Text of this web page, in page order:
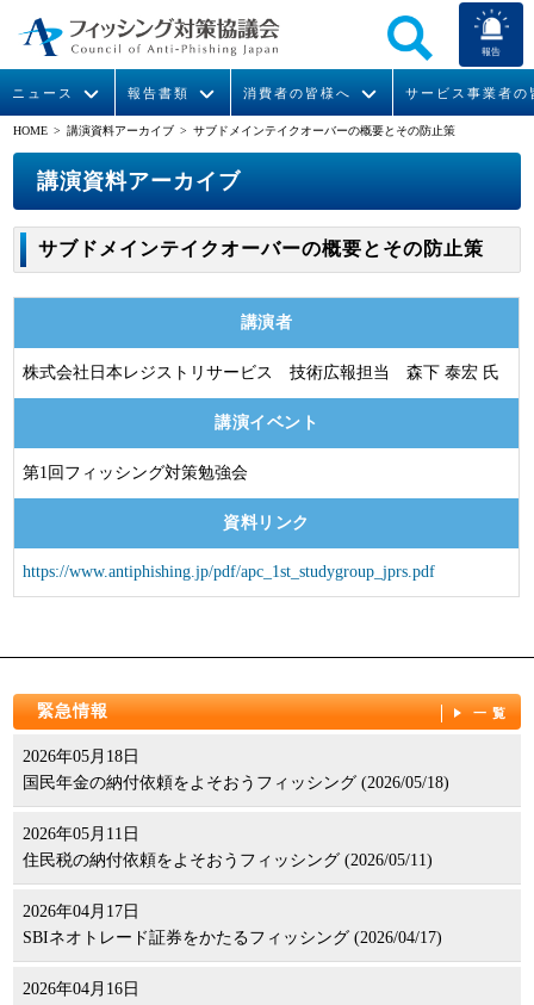
報告
ニュース
イベント
ニュース記事集
報告書類
月次報告書
協議会WG報告書
消費者の皆様へ
フィッシングの報告
マンガでわかるフィッシング詐欺対策 5ヶ条
サービス事業者の
STOP. THINK. CONNECT.
運営委員紹介
活動
入会案内
HOME >講演資料アーカイブ > サブドメインテイクオーバーの概要とその防止策
講演資料アーカイブ
サブドメインテイクオーバーの概要とその防止策
講演者
株式会社日本レジストリサービス 技術広報担当 森下 泰宏 氏
講演イベント
第1回フィッシング対策勉強会
資料リンク
https://www.antiphishing.jp/pdf/apc_1st_studygroup_jprs.pdf
緊急情報 一覧
2026年05月18日
国民年金の納付依頼をよそおうフィッシング (2026/05/18)
2026年05月11日
住民税の納付依頼をよそおうフィッシング (2026/05/11)
2026年04月17日
SBIネオトレード証券をかたるフィッシング (2026/04/17)
2026年04月16日